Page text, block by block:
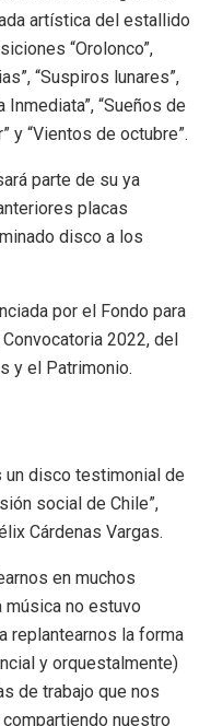
artística del estallido
“Orolonco”,
“Suspiros lunares”,
Inmediata”, “Sueños de
y “Vientos de octubre”.
parte de su ya
placas
disco a los
por el Fondo para
2022, del
y el Patrimonio.
un disco testimonial de
social de Chile”,
Cárdenas Vargas.
en muchos
no estuvo
replantearnos la forma
y orquestalmente)
de trabajo que nos
nuestro